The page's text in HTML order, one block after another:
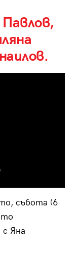
събота (6
Яна